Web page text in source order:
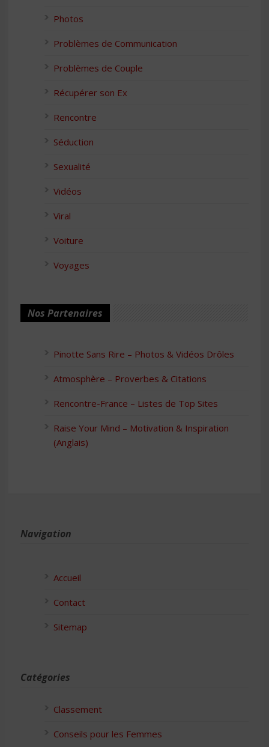
Photos
Problèmes de Communication
Problèmes de Couple
Récupérer son Ex
Rencontre
Séduction
Sexualité
Vidéos
Viral
Voiture
Voyages
Nos Partenaires
Pinotte Sans Rire – Photos & Vidéos Drôles
Atmosphère – Proverbes & Citations
Rencontre-France – Listes de Top Sites
Raise Your Mind – Motivation & Inspiration
(Anglais)
Navigation
Accueil
Contact
Sitemap
Catégories
Classement
Conseils pour les Femmes